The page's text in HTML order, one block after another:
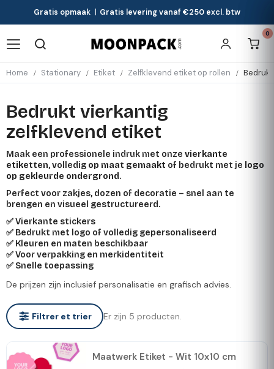
Gratis opmaak | Gratis levering vanaf €250 excl. btw
0
Home Stationary Etiket Zelfklevend etiket op rollen
Bedrukt vierkantig
zelfklevend etiket
Maak een professionele indruk met onze vierkante
etiketten, volledig op maat gemaakt of bedrukt met je logo
op gekleurde ondergrond.
Perfect voor zakjes, dozen of decoratie – snel aan te
brengen en visueel gestructureerd.
✅ Vierkante stickers
✅ Bedrukt met logo of volledig gepersonaliseerd
✅ Kleuren en maten beschikbaar
✅ Voor verpakking en merkidentiteit
✅ Snelle toepassing
De prijzen zijn inclusief personalisatie en grafisch advies.
Filtrer et trier Er zijn 5 producten.
Maatwerk Etiket - Wit 10x10 cm